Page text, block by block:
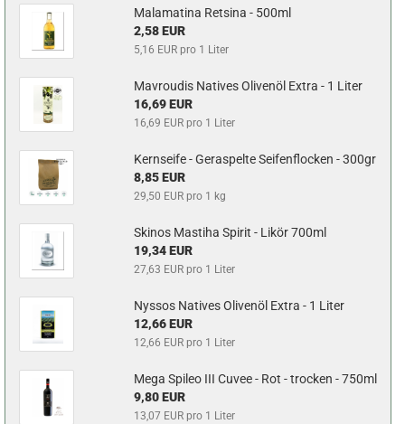
Malamatina Retsina - 500ml
2,58 EUR
5,16 EUR pro 1 Liter
Mavroudis Natives Olivenöl Extra - 1 Liter
16,69 EUR
16,69 EUR pro 1 Liter
Kernseife - Geraspelte Seifenflocken - 300gr
8,85 EUR
29,50 EUR pro 1 kg
Skinos Mastiha Spirit - Likör 700ml
19,34 EUR
27,63 EUR pro 1 Liter
Nyssos Natives Olivenöl Extra - 1 Liter
12,66 EUR
12,66 EUR pro 1 Liter
Mega Spileo III Cuvee - Rot - trocken - 750ml
9,80 EUR
13,07 EUR pro 1 Liter